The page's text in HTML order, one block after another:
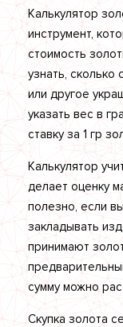
Калькулятор
инструмент,
стоимость
узнать, сколько
или другое
указать вес в
ставку за 1 гр
Калькулятор
делает оценку
полезно, если
закладывать
принимают
сумму можно
Скупка золота